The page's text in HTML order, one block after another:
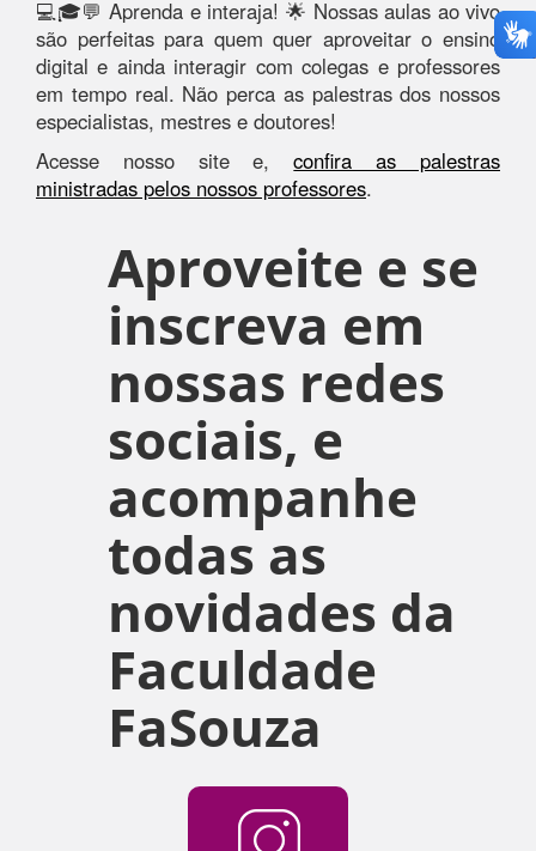
💻🎓💬 Aprenda e interaja! 🌟 Nossas aulas ao vivo
são perfeitas para quem quer aproveitar o ensino
digital e ainda interagir com colegas e professores
em tempo real. Não perca as palestras dos nossos
especialistas, mestres e doutores!
Acesse nosso site e,confira as palestras
ministradas pelos nossos professores.
Aproveite e se
inscreva em
nossas redes
sociais, e
acompanhe
todas as
novidades da
Faculdade
FaSouza